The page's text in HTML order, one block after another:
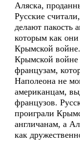
Аляска,
Русские
делают пакость
которым как
Крымской
Крымской войне
французам,
Наполеона не
американцам,
французов.
проиграли
англичанам, а
как